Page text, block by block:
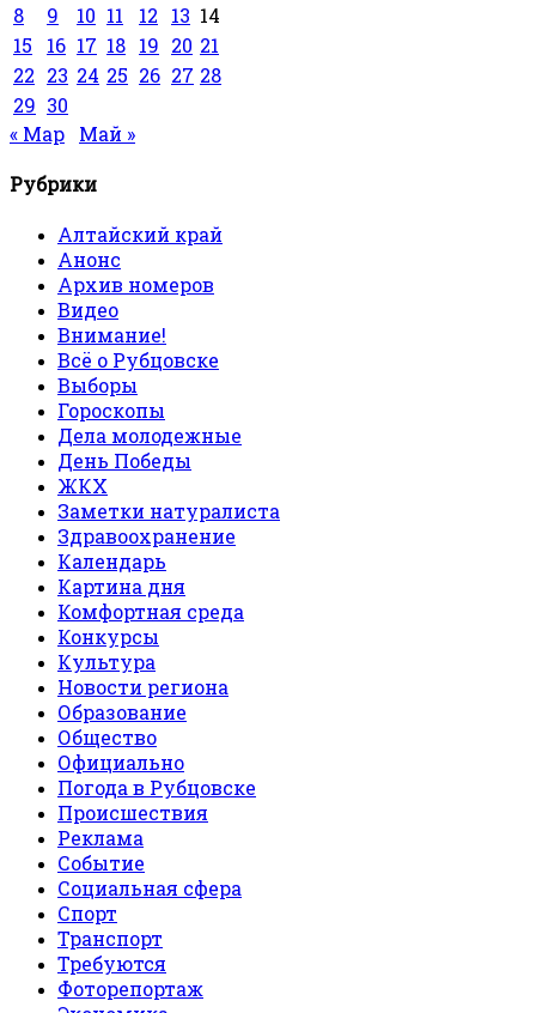
8
9 10 11 12 13 14
15
16 17 18 19 20 21
22 23 24 25 26 27 28
29 30
« Мар
Май »
Рубрики
Алтайский край
Анонс
Архив номеров
Видео
Внимание!
Всё о Рубцовске
Выборы
Гороскопы
Дела молодежные
День Победы
ЖКХ
Заметки натуралиста
Здравоохранение
Календарь
Картина дня
Комфортная среда
Конкурсы
Культура
Новости региона
Образование
Общество
Официально
Погода в Рубцовске
Происшествия
Реклама
Событие
Социальная сфера
Спорт
Транспорт
Требуются
Фоторепортаж